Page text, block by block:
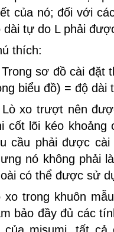
của nó; đối với
dài tự do L phải
thích:
sơ đồ cài đặt
biểu đồ) = độ dài
xo trượt nên
cốt lõi kéo
cầu phải được
nó không phải
có thể được sử
xo trong khuôn
bảo đầy đủ các